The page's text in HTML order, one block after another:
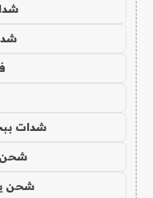
شدات
شحن
شحن